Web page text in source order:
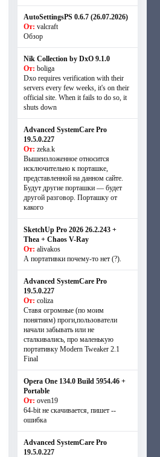
AutoSettingsPS 0.6.7 (26.07.2026)
От: valcraft
Обзор
Nik Collection by DxO 9.1.0
От: boliga
Dxo requires verification with their
servers every few weeks, it's on their
official site. When it fails to do so, it
shuts down
Advanced SystemCare Pro
19.5.0.227
От: zeka.k
Вышеизложенное относится
исключительно к порташке,
представленной на данном сайте.
Будут другие порташки — будет
другой разговор. Порташку от
какого
SketchUp Pro 2026 26.2.243 +
Thea + Chaos V-Ray
От: alivakos
А портативки почему-то нет (?).
Advanced SystemCare Pro
19.5.0.227
От: coliza
Ставя огромные (по моим
понятиям) проги,пользователи
начали забывать или не
сталкивались, про маленькую
портативку Modern Tweaker 2.1
Final
Opera One 134.0 Build 5954.46 +
Portable
От: oven19
64-bit не скачивается, пишет --
ошибка
Advanced SystemCare Pro
19.5.0.227